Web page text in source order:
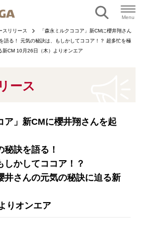
Menu
スリリース
「森永ミルクココア」新CMに櫻井翔さん
語る！ 元気の秘訣は、もしかしてココア！？ 超多忙を極
新CM 10月26日（木）よりオンエア
ース
ア」新CMに櫻井翔さんを起
訣を語る！
しかしてココア！？
井さんの元気の秘訣に迫る新
りオンエア